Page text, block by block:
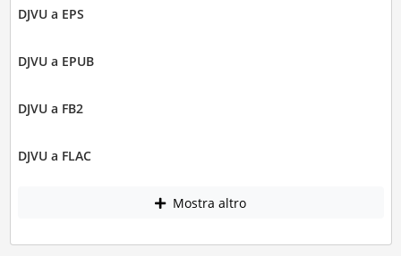
DJVU a EPS
DJVU a EPUB
DJVU a FB2
DJVU a FLAC
Mostra altro